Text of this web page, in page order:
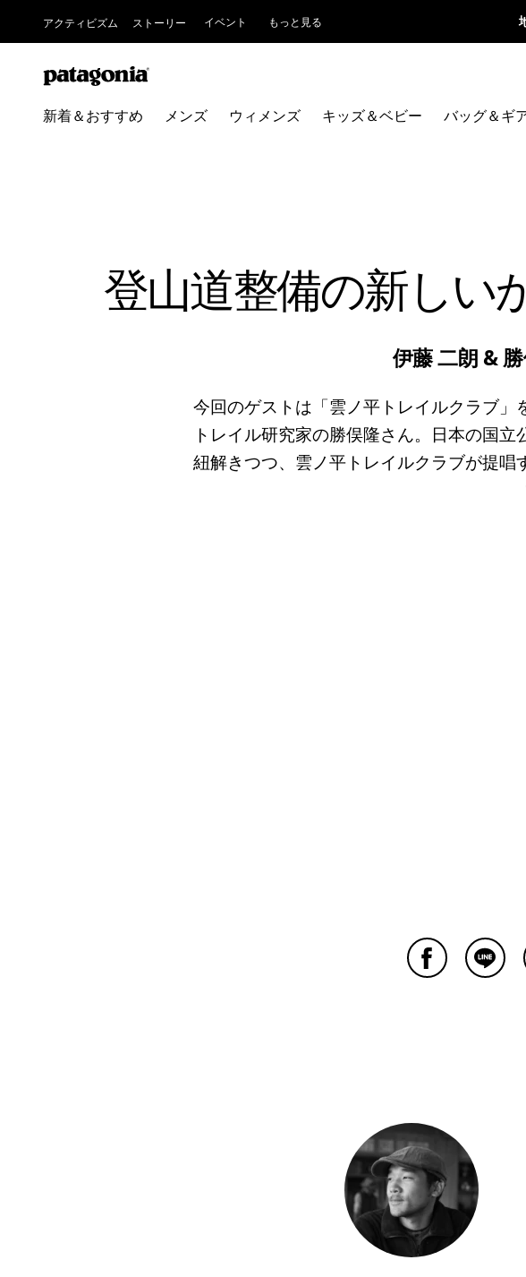
アクティビズム ストーリー イベント もっと見る
新着＆おすすめ メンズ ウィメンズ キッズ＆ベビー バッグ＆ギ
登山道整備の新しい
伊藤 二朗 &
今回のゲストは「雲ノ平トレイルクラブ
トレイル研究家の勝俣隆さん。日本の国
紐解きつつ、雲ノ平トレイルクラブが提